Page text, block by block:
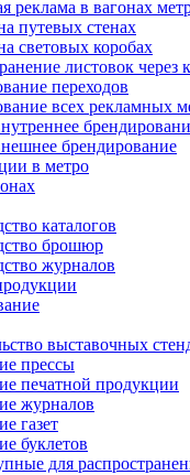
реклама в вагонах
путевых стенах
световых коробах
листовок через
переходов
всех рекламных
брендирование
в метро
каталогов
брошюр
журналов
выставочных
прессы
печатной продукции
журналов
газет
буклетов
для